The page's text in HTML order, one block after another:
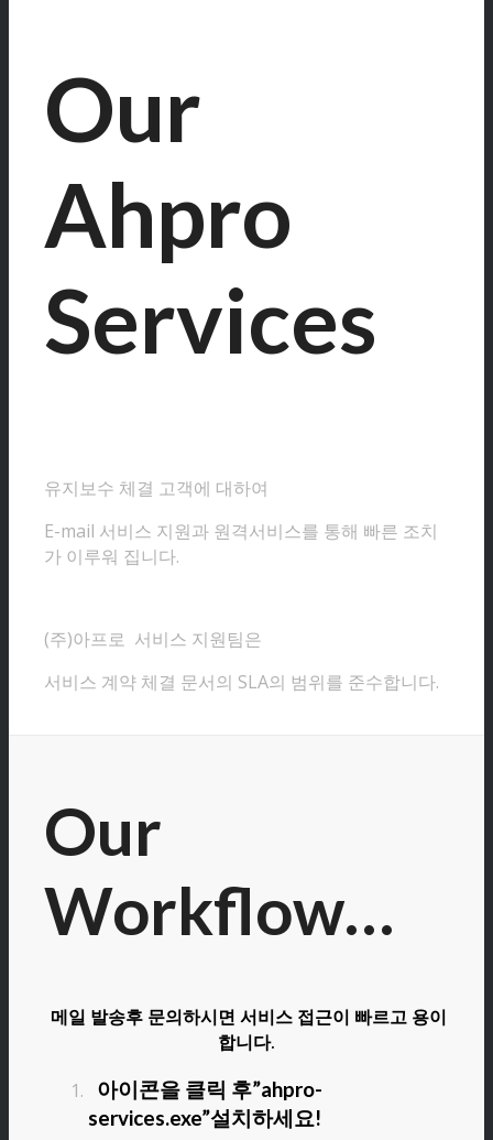
Our
Ahpro
Services
유지보수 체결 고객에 대하여
E-mail 서비스 지원과 원격서비스를 통해 빠른 조치
가 이루워 집니다.
(주)아프로 서비스 지원팀은
서비스 계약 체결 문서의 SLA의 범위를 준수합니다.
Our
Workflow…
메일 발송후 문의하시면 서비스 접근이 빠르고 용이
합니다.
아이콘을 클릭 후”ahpro-
services.exe”설치하세요!